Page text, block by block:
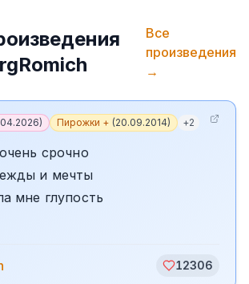
Все
произведения
→
) Пирожки + (20.09.2014) +2
срочно
и мечты
мне глупость
12306